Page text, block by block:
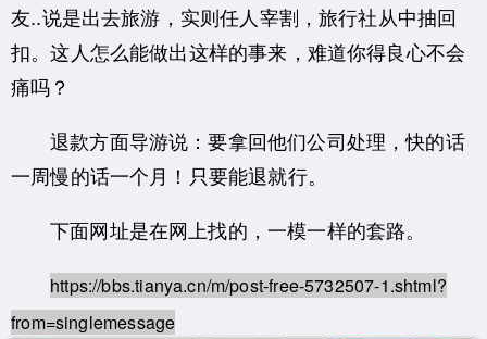
友..说是出去旅游，实则任人宰割，旅行社从中抽回
扣。这人怎么能做出这样的事来，难道你得良心不会
痛吗？
退款方面导游说：要拿回他们公司处理，快的话
一周慢的话一个月！只要能退就行。
下面网址是在网上找的，一模一样的套路。
https://bbs.tianya.cn/m/post-free-5732507-1.shtml?
from=singlemessage